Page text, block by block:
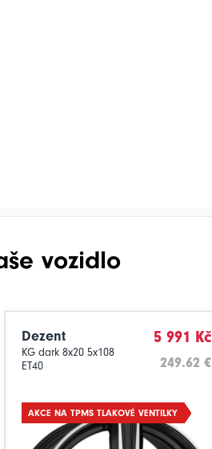
vozidlo
Dezent
KG dark 8x20 5x108
ET40
5 991 Kč
249.62 €
AKCE NA TPMS TLAKOVÉ VENTILKY